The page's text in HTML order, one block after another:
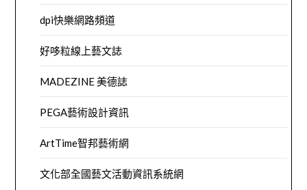
dpi快樂網路頻道
好哆粒線上藝文誌
MADEZINE 美德誌
PEGA藝術設計資訊
ArtTime智邦藝術網
文化部全國藝文活動資訊系統網